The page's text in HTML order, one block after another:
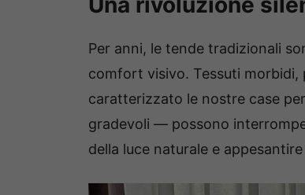
Per anni, le tende tradizionali
comfort visivo. Tessuti morbidi,
caratterizzato le nostre case
gradevoli — possono
della luce naturale e